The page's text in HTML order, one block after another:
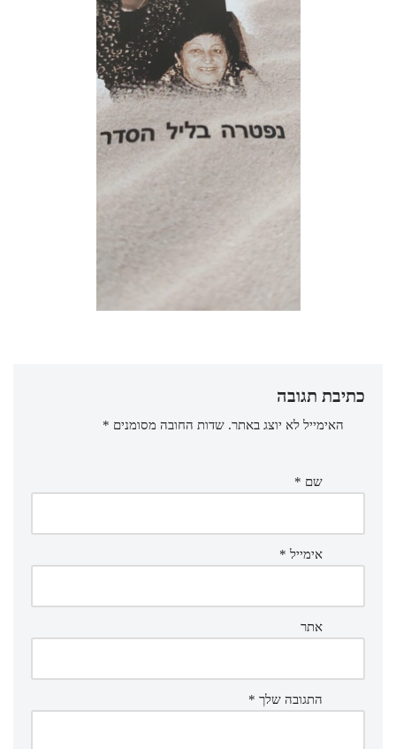
כתיבת תגובה
האימייל לא יוצג באתר. שדות החובה מסומנים *
שם *
אימייל *
אתר
התגובה שלך *